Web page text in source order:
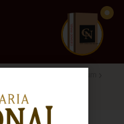
www.cachacarianacional.com.br
CUIDADO FRÁGIL